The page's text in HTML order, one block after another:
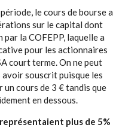
le cours de bourse a
sur le capital dont
la COFEPP, laquelle a
pour les actionnaires
court terme. On ne peut
avoir souscrit puisque les
cours de 3 € tandis que
en dessous.
plus de 5%